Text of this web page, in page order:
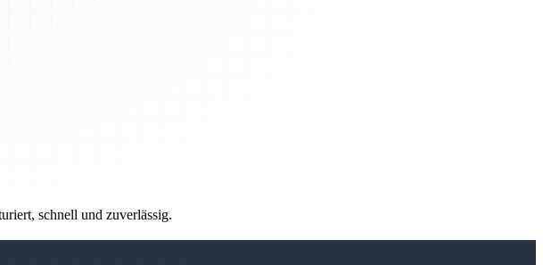
schnell und zuverlässig.